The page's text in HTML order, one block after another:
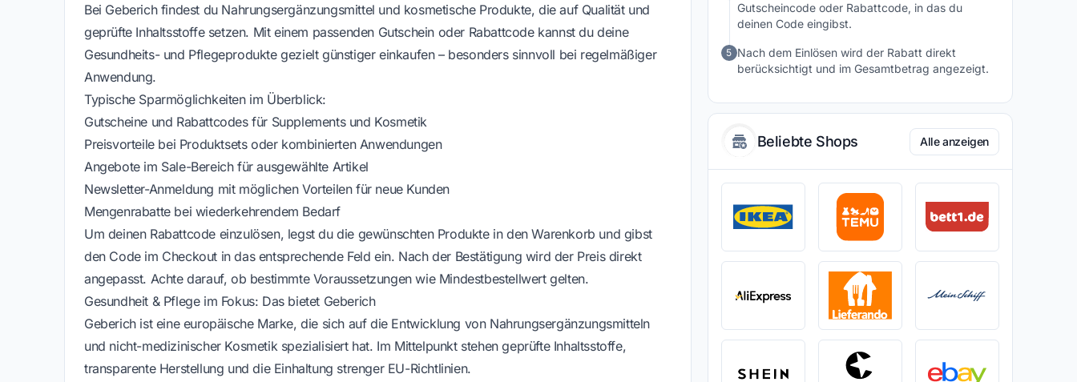
Bei Geberich findest du Nahrungsergänzungsmittel und kosmetische Produkte, die auf Qualität und
geprüfte Inhaltsstoffe setzen. Mit einem passenden Gutschein oder Rabattcode kannst du deine
Gesundheits- und Pflegeprodukte gezielt günstiger einkaufen – besonders sinnvoll bei regelmäßiger
Anwendung.
Typische Sparmöglichkeiten im Überblick:
Gutscheine und Rabattcodes für Supplements und Kosmetik
Preisvorteile bei Produktsets oder kombinierten Anwendungen
Angebote im Sale-Bereich für ausgewählte Artikel
Newsletter-Anmeldung mit möglichen Vorteilen für neue Kunden
Mengenrabatte bei wiederkehrendem Bedarf
Um deinen Rabattcode einzulösen, legst du die gewünschten Produkte in den Warenkorb und gibst
den Code im Checkout in das entsprechende Feld ein. Nach der Bestätigung wird der Preis direkt
angepasst. Achte darauf, ob bestimmte Voraussetzungen wie Mindestbestellwert gelten.
Gesundheit & Pflege im Fokus: Das bietet Geberich
Geberich ist eine europäische Marke, die sich auf die Entwicklung von Nahrungsergänzungsmitteln
und nicht-medizinischer Kosmetik spezialisiert hat. Im Mittelpunkt stehen geprüfte Inhaltsstoffe,
transparente Herstellung und die Einhaltung strenger EU-Richtlinien.
Gutscheincode oder Rabattcode, in das du
deinen Code eingibst.
5 Nach dem Einlösen wird der Rabatt direkt
berücksichtigt und im Gesamtbetrag angezeigt.
Beliebte Shops Alle anzeigen